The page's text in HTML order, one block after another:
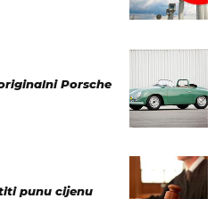
Porsche
punu cijenu